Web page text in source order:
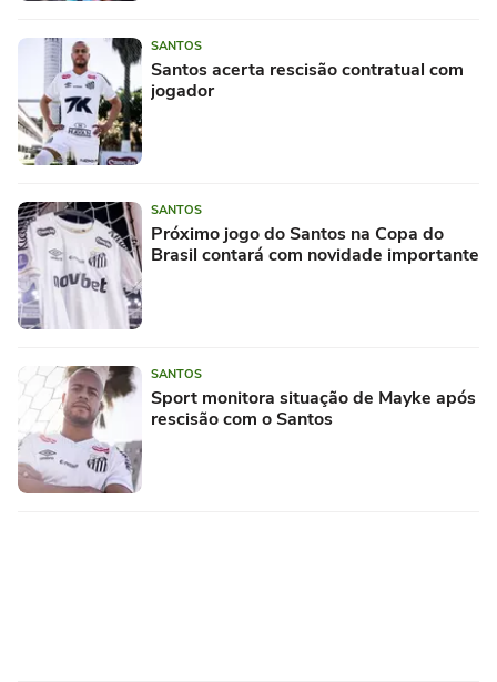
SANTOS
Santos acerta rescisão contratual com
jogador
SANTOS
Próximo jogo do Santos na Copa do
Brasil contará com novidade importante
SANTOS
Sport monitora situação de Mayke após
rescisão com o Santos